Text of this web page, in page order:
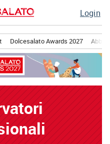
Login
Dolcesalato Awards 2027